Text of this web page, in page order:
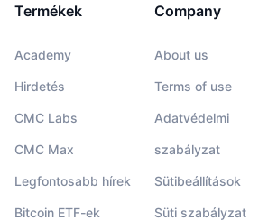
Termékek
Academy
Hirdetés
CMC Labs
CMC Max
Legfontosabb hírek
Bitcoin ETF-ek
Company
About us
Terms of use
Adatvédelmi
szabályzat
Sütibeállítások
Süti szabályzat